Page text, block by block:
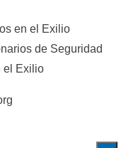
en el Exilio
de Seguridad
el Exilio